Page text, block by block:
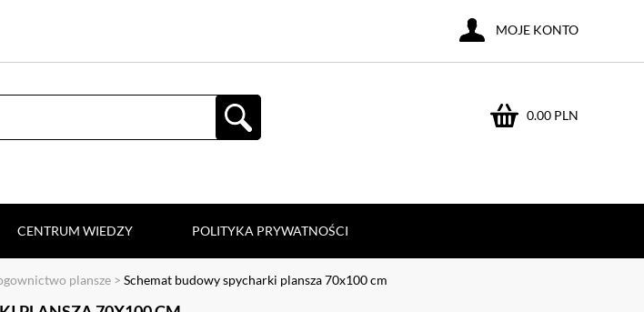
0.00 PLN
MOJE KONTO
CENTRUM WIEDZY POLITYKA PRYWATNOŚCI
plansze > Schemat budowy spycharki plansza 70x100 cm